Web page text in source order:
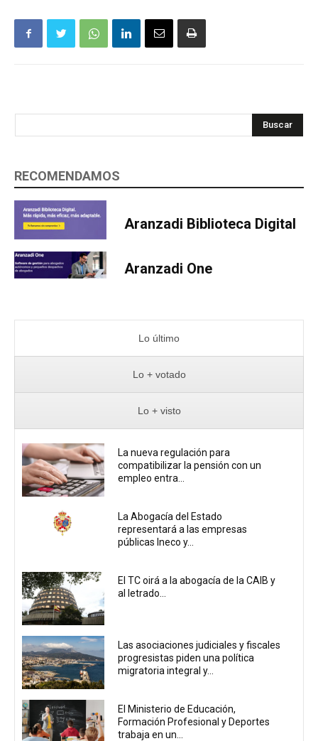
Buscar
RECOMENDAMOS
Aranzadi Biblioteca Digital
Aranzadi One
Lo último
Lo + votado
Lo + visto
La nueva regulación para
compatibilizar la pensión con un
empleo entra...
La Abogacía del Estado
representará a las empresas
públicas Ineco y...
El TC oirá a la abogacía de la CAIB y
al letrado...
Las asociaciones judiciales y fiscales
progresistas piden una política
migratoria integral y...
El Ministerio de Educación,
Formación Profesional y Deportes
trabaja en un...